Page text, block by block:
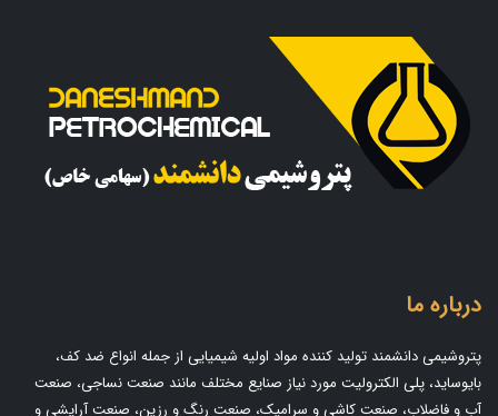
درباره ما
پتروشیمی دانشمند تولید کننده مواد اولیه شیمیایی از جمله انواع ضد کف،
بایوساید، پلی الکترولیت مورد نیاز صنایع مختلف مانند صنعت نساجی، صنعت
آب و فاضلاب، صنعت کاشی و سرامیک، صنعت رنگ و رزین، صنعت آرایشی و